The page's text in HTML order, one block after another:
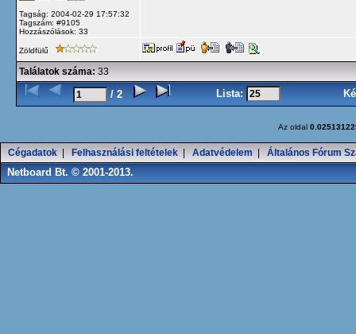
Tagság: 2004-02-29 17:57:32
Tagszám: #9105
Hozzászólások: 33
Zöldfülű
Találatok száma: 33
/ 2 Lista:
Az oldal
Cégadatok Felhasználási feltételek Adatvédelem Általános Fórum
Netboard Bt. © 2001-2013.